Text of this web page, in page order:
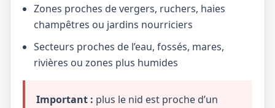
Zones proches de vergers, ruchers, haies
champêtres ou jardins nourriciers
Secteurs proches de l’eau, fossés, mares,
rivières ou zones plus humides
Important : plus le nid est proche d’un